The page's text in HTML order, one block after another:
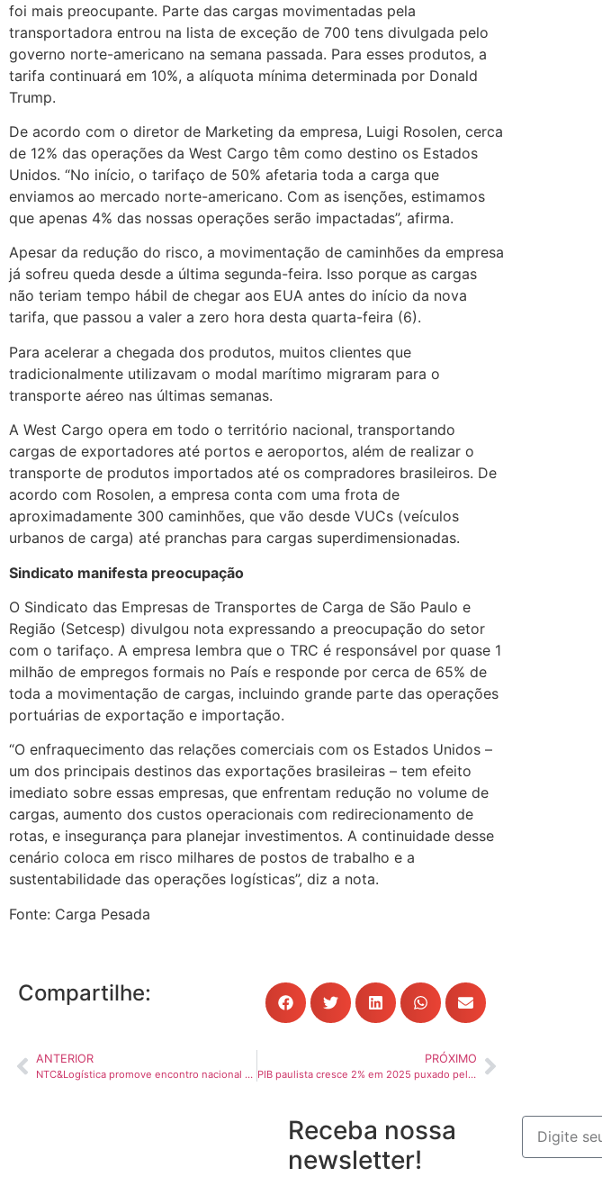
foi mais preocupante. Parte das cargas movimentadas pela
transportadora entrou na lista de exceção de 700 tens divulgada pelo
governo norte-americano na semana passada. Para esses produtos, a
tarifa continuará em 10%, a alíquota mínima determinada por Donald
Trump.
De acordo com o diretor de Marketing da empresa, Luigi Rosolen, cerca
de 12% das operações da West Cargo têm como destino os Estados
Unidos. “No início, o tarifaço de 50% afetaria toda a carga que
enviamos ao mercado norte-americano. Com as isenções, estimamos
que apenas 4% das nossas operações serão impactadas”, afirma.
Apesar da redução do risco, a movimentação de caminhões da empresa
já sofreu queda desde a última segunda-feira. Isso porque as cargas
não teriam tempo hábil de chegar aos EUA antes do início da nova
tarifa, que passou a valer a zero hora desta quarta-feira (6).
Para acelerar a chegada dos produtos, muitos clientes que
tradicionalmente utilizavam o modal marítimo migraram para o
transporte aéreo nas últimas semanas.
A West Cargo opera em todo o território nacional, transportando
cargas de exportadores até portos e aeroportos, além de realizar o
transporte de produtos importados até os compradores brasileiros. De
acordo com Rosolen, a empresa conta com uma frota de
aproximadamente 300 caminhões, que vão desde VUCs (veículos
urbanos de carga) até pranchas para cargas superdimensionadas.
Sindicato manifesta preocupação
O Sindicato das Empresas de Transportes de Carga de São Paulo e
Região (Setcesp) divulgou nota expressando a preocupação do setor
com o tarifaço. A empresa lembra que o TRC é responsável por quase 1
milhão de empregos formais no País e responde por cerca de 65% de
toda a movimentação de cargas, incluindo grande parte das operações
portuárias de exportação e importação.
“O enfraquecimento das relações comerciais com os Estados Unidos –
um dos principais destinos das exportações brasileiras – tem efeito
imediato sobre essas empresas, que enfrentam redução no volume de
cargas, aumento dos custos operacionais com redirecionamento de
rotas, e insegurança para planejar investimentos. A continuidade desse
cenário coloca em risco milhares de postos de trabalho e a
sustentabilidade das operações logísticas”, diz a nota.
Fonte: Carga Pesada
Compartilhe:
ANTERIOR
NTC&Logística promove encontro nacional sobre segurança no transporte de cargas
PRÓXIMO
PIB paulista cresce 2% em 2025 puxado pela agropecuária
Receba nossa
newsletter!